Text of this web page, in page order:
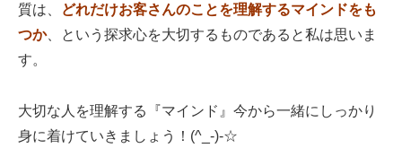
質は、
どれだけお客さんのことを理解するマインドをも
つか、という探求心を大切するものであると私は思いま
す。
大切な人を理解する『マインド』今から一緒にしっかり
身に着けていきましょう！(^_-)-☆